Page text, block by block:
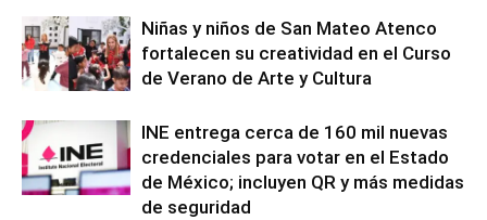
Niñas y niños de San Mateo Atenco
fortalecen su creatividad en el Curso
de Verano de Arte y Cultura
INE entrega cerca de 160 mil nuevas
credenciales para votar en el Estado
de México; incluyen QR y más medidas
de seguridad